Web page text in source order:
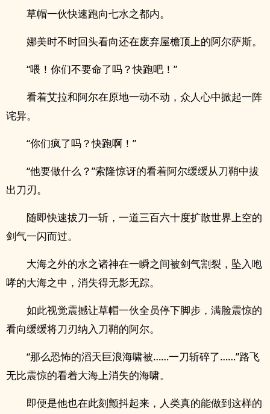
草帽一伙快速跑向七水之都内。
娜美时不时回头看向还在废弃屋檐顶上的阿尔萨斯。
“喂！你们不要命了吗？快跑吧！”
看着艾拉和阿尔在原地一动不动，众人心中掀起一阵
诧异。
“你们疯了吗？快跑啊！”
“他要做什么？”索隆惊讶的看着阿尔缓缓从刀鞘中拔
出刀刃。
随即快速拔刀一斩，一道三百六十度扩散世界上空的
剑气一闪而过。
大海之外的水之诸神在一瞬之间被剑气割裂，坠入咆
哮的大海之中，消失得无影无踪。
如此视觉震撼让草帽一伙全员停下脚步，满脸震惊的
看向缓缓将刀刃纳入刀鞘的阿尔。
“那么恐怖的滔天巨浪海啸被……一刀斩碎了……”路飞
无比震惊的看着大海上消失的海啸。
即便是他也在此刻颤抖起来，人类真的能做到这样的